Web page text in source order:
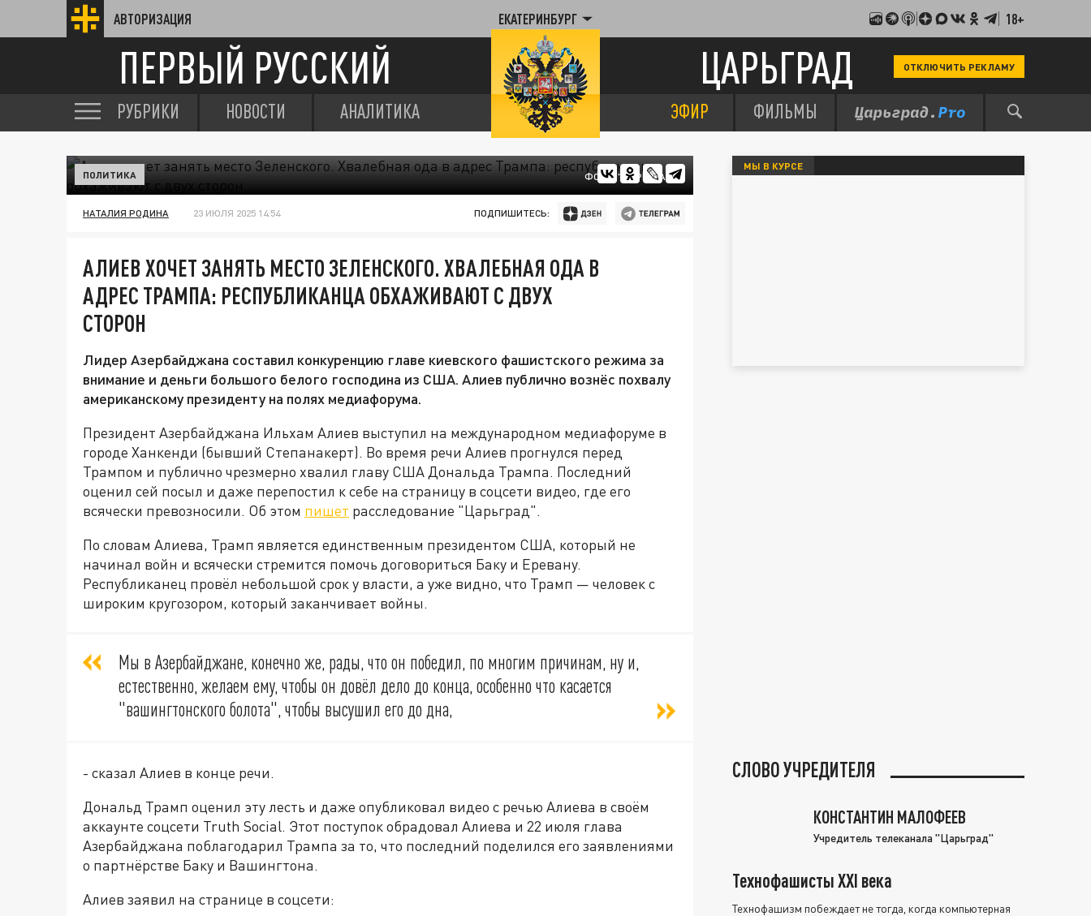
АВТОРИЗАЦИЯ ЕКАТЕРИНБУРГ 18+
ПЕРВЫЙ РУССКИЙ ЦАРЬГРАД ОТКЛЮЧИТЬ РЕКЛАМУ
РУБРИКИ НОВОСТИ АНАЛИТИКА ЭФИР ФИЛЬМЫ
ФОТО: "ЦАРЬГРАД"
ПОЛИТИКА
НАТАЛИЯ РОДИНА 23 ИЮЛЯ 2025 14:54 ПОДПИШИТЕСЬ:
АЛИЕВ ХОЧЕТ ЗАНЯТЬ МЕСТО ЗЕЛЕНСКОГО. ХВАЛЕБНАЯ ОДА В
АДРЕС ТРАМПА: РЕСПУБЛИКАНЦА ОБХАЖИВАЮТ С ДВУХ
СТОРОН
Лидер Азербайджана составил конкуренцию главе киевского фашистского режима за
внимание и деньги большого белого господина из США. Алиев публично вознёс похвалу
американскому президенту на полях медиафорума.
Президент Азербайджана Ильхам Алиев выступил на международном медиафоруме в
городе Ханкенди (бывший Степанакерт). Во время речи Алиев прогнулся перед
Трампом и публично чрезмерно хвалил главу США Дональда Трампа. Последний
оценил сей посыл и даже перепостил к себе на страницу в соцсети видео, где его
всячески превозносили. Об этом пишет расследование "Царьград".
По словам Алиева, Трамп является единственным президентом США, который не
начинал войн и всячески стремится помочь договориться Баку и Еревану.
Республиканец провёл небольшой срок у власти, а уже видно, что Трамп — человек с
широким кругозором, который заканчивает войны.
Мы в Азербайджане, конечно же, рады, что он победил, по многим причинам, ну и,
естественно, желаем ему, чтобы он довёл дело до конца, особенно что касается
"вашингтонского болота", чтобы высушил его до дна,
- сказал Алиев в конце речи.
Дональд Трамп оценил эту лесть и даже опубликовал видео с речью Алиева в своём
аккаунте соцсети Truth Social. Этот поступок обрадовал Алиева и 22 июля глава
Азербайджана поблагодарил Трампа за то, что последний поделился его заявлениями
о партнёрстве Баку и Вашингтона.
Алиев заявил на странице в соцсети:
МЫ В КУРСЕ
СЛОВО УЧРЕДИТЕЛЯ
КОНСТАНТИН МАЛОФЕЕВ
Учредитель телеканала "Царьград"
Технофашисты XXI века
Технофашизм побеждает не тогда, когда компьютерная